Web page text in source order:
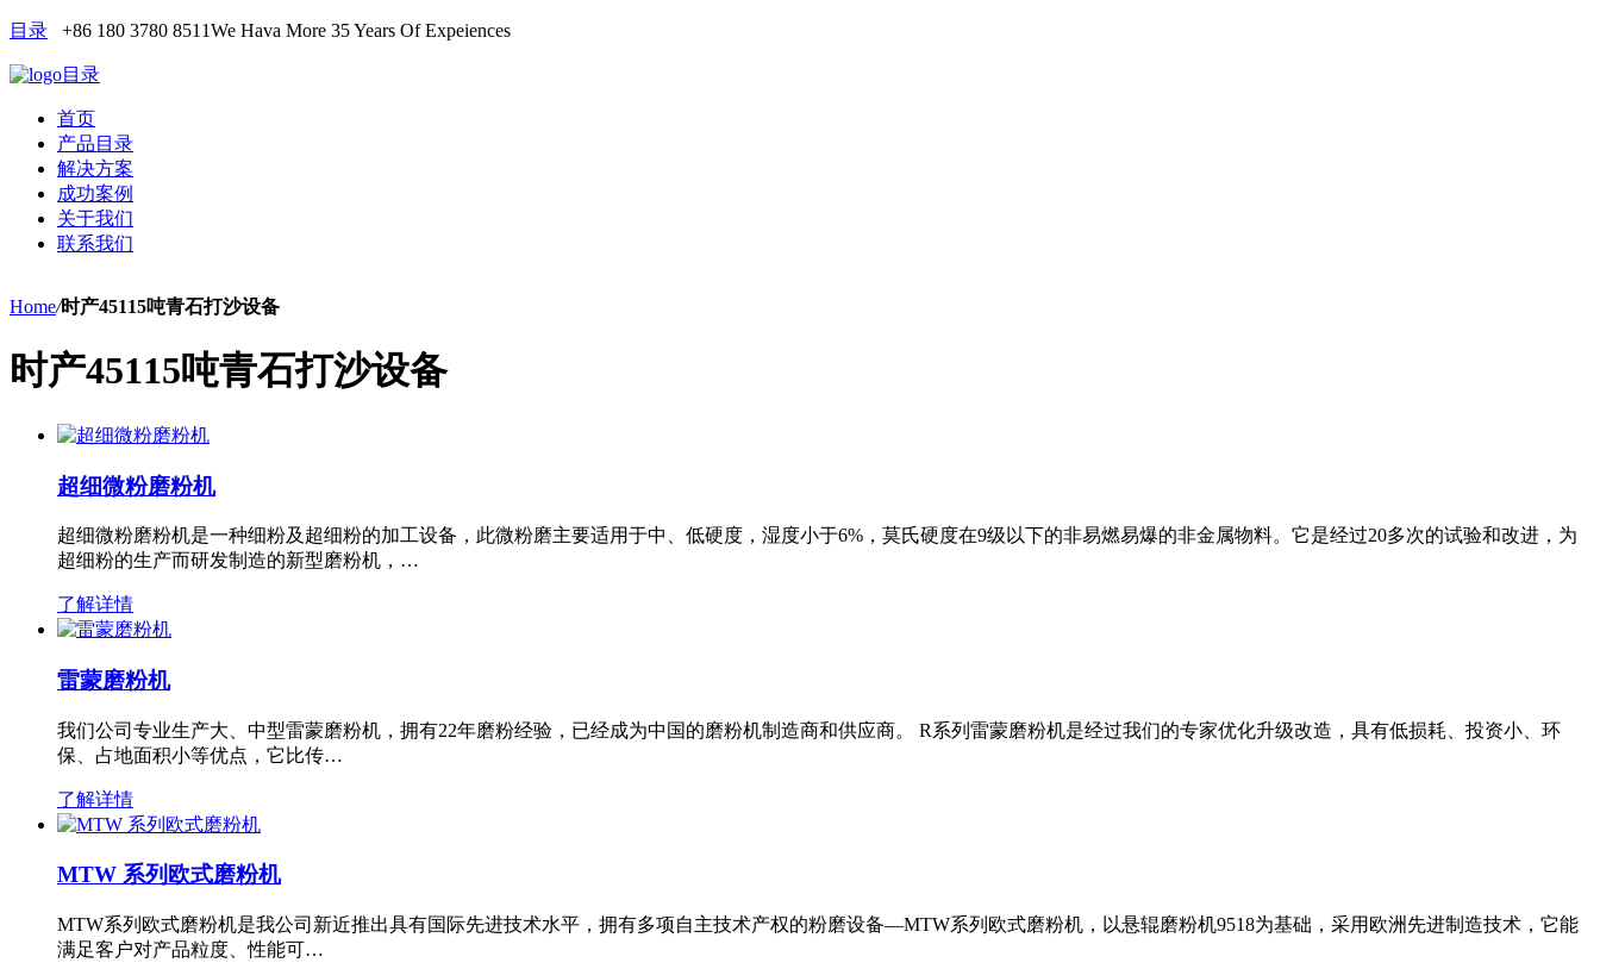
目录 +86 180 3780 8511We Hava More 35 Years Of Expeiences
目录
首页
产品目录
解决方案
成功案例
关于我们
联系我们
Home/时产45115吨青石打沙设备
时产45115吨青石打沙设备
超细微粉磨粉机
超细微粉磨粉机是一种细粉及超细粉的加工设备，此微粉磨主要适用于中、低硬度，湿度小于6%，莫氏硬度在9级以下的非易燃易爆的非金属物料。它是经过20多次的试验和改进，为
超细粉的生产而研发制造的新型磨粉机，…
了解详情
雷蒙磨粉机
我们公司专业生产大、中型雷蒙磨粉机，拥有22年磨粉经验，已经成为中国的磨粉机制造商和供应商。 R系列雷蒙磨粉机是经过我们的专家优化升级改造，具有低损耗、投资小、环
保、占地面积小等优点，它比传…
了解详情
MTW 系列欧式磨粉机
MTW系列欧式磨粉机是我公司新近推出具有国际先进技术水平，拥有多项自主技术产权的粉磨设备—MTW系列欧式磨粉机，以悬辊磨粉机9518为基础，采用欧洲先进制造技术，它能
满足客户对产品粒度、性能可…